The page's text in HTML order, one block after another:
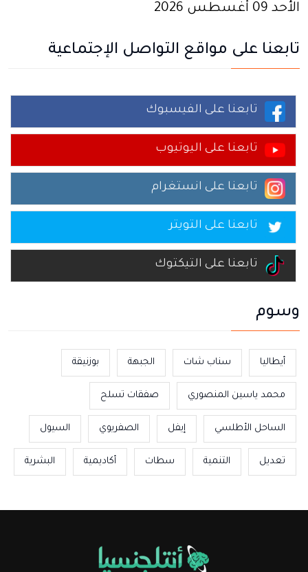
الأحد 09 أغسطس 2026
تابعنا على مواقع التواصل الإجتماعية
تابعنا على الفيسبوك
تابعنا على اليوتيوب
تابعنا على انستغرام
تابعنا على التويتر
تابعنا على التيكتوك
وسوم
أيطاليا سناب شات الجبهة بوزنيقة
محمد ياسين المنصوري صفقات تسلح
الساحل الأطلسي إيفل الصفريوي السيول
تعديل التنمية سطات أكاديمية البشرية